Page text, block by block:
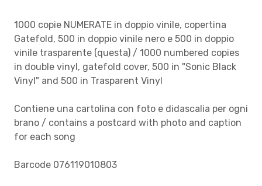
1000 copie NUMERATE in doppio vinile, copertina
Gatefold, 500 in doppio vinile nero e 500 in doppio
vinile trasparente (questa) / 1000 numbered copies
in double vinyl, gatefold cover, 500 in "Sonic Black
Vinyl" and 500 in Trasparent Vinyl
Contiene una cartolina con foto e didascalia per ogni
brano / contains a postcard with photo and caption
for each song
Barcode 076119010803